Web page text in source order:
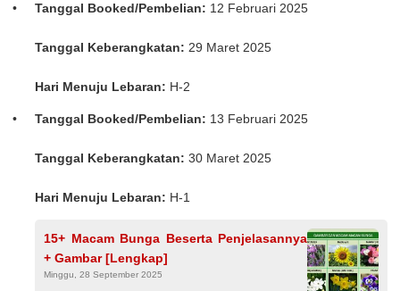
Tanggal Booked/Pembelian: 12 Februari 2025
Tanggal Keberangkatan: 29 Maret 2025
Hari Menuju Lebaran: H-2
Tanggal Booked/Pembelian: 13 Februari 2025
Tanggal Keberangkatan: 30 Maret 2025
Hari Menuju Lebaran: H-1
15+ Macam Bunga Beserta Penjelasannya
+ Gambar [Lengkap]
Minggu, 28 September 2025